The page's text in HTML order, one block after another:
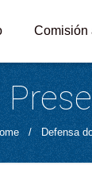
Comisión
/ Defensa